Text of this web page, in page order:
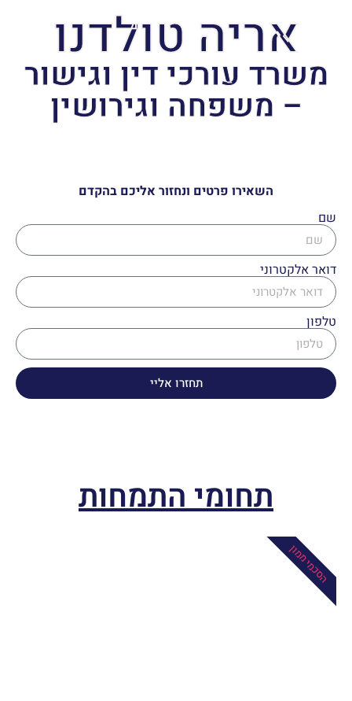
אריה טולדנו
משרד עורכי דין וגישור
– משפחה וגירושין
השאירו פרטים ונחזור אליכם בהקדם
שם
דואר אלקטרוני
טלפון
תחזרו אליי
תחומי התמחות
הסכמי ממון